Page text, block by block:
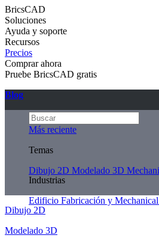
BricsCAD
Soluciones
Ayuda y soporte
Recursos
Precios
Comprar ahora
Pruebe BricsCAD gratis
Blog
Más reciente
Temas
Dibujo 2D Modelado 3D
Industrias
Edificio Fabricación y Mechanical
Dibujo 2D
Modelado 3D